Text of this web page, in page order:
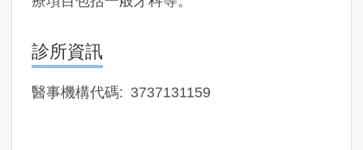
診所資訊
醫事機構代碼 3737131159